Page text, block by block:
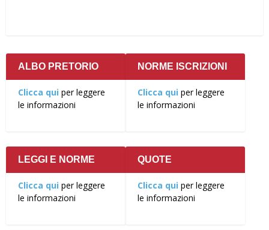
ALBO PRETORIO
Clicca qui per leggere
le informazioni
NORME ISCRIZIONI
Clicca qui per leggere
le informazioni
LEGGI E NORME
Clicca qui per leggere
le informazioni
QUOTE
Clicca qui per leggere
le informazioni